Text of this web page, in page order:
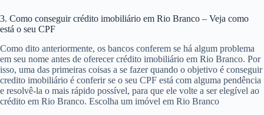
3. Como conseguir crédito imobiliário em Rio Branco – Veja como
está o seu CPF
Como dito anteriormente, os bancos conferem se há algum problema
em seu nome antes de oferecer crédito imobiliário em Rio Branco. Por
isso, uma das primeiras coisas a se fazer quando o objetivo é conseguir
credito imobiliário é conferir se o seu CPF está com alguma pendência
e resolvê-la o mais rápido possível, para que ele volte a ser elegível ao
crédito em Rio Branco. Escolha um imóvel em Rio Branco